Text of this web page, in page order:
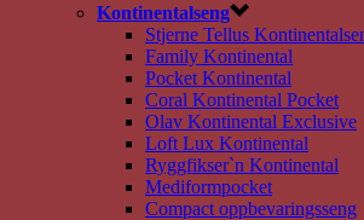
Kontinentalseng
Stjerne Tellus
Family Kontinental
Pocket Kontinental
Coral Kontinental Pocket
Olav Kontinental Exclusive
Loft Lux Kontinental
Ryggfikser`n Kontinental
Mediformpocket
Compact oppbevaringsseng